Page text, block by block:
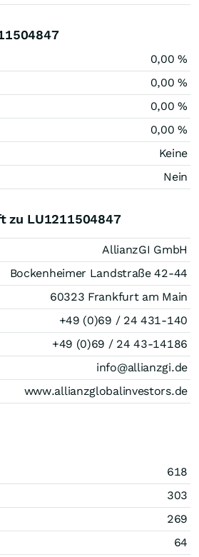
0,00 %
0,00 %
0,00 %
0,00 %
Keine
Nein
zu LU1211504847
AllianzGI GmbH
Bockenheimer Landstraße 42-44
60323 Frankfurt am Main
+49 (0)69 / 24 431-140
+49 (0)69 / 24 43-14186
info@allianzgi.de
www.allianzglobalinvestors.de
618
303
269
64